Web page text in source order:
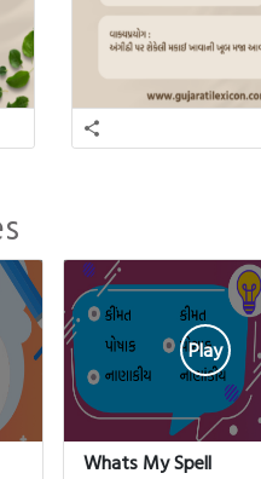
Play
Whats My Spell